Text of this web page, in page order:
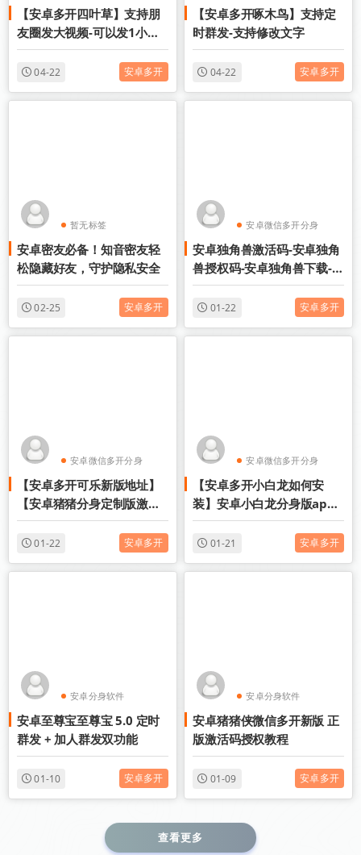
安卓分身软件
【安卓多开四叶草】支持朋
友圈发大视频-可以发1小时
视频
04-22 安卓多开
安卓分身软件
【安卓多开啄木鸟】支持定
时群发-支持修改文字
04-22 安卓多开
暂无标签
安卓密友必备！知音密友轻
松隐藏好友，守护隐私安全
02-25 安卓多开
安卓微信多开分身
安卓分身软件
安卓独角兽激活码-安卓独角
兽授权码-安卓独角兽下载-安
卓独角兽官网
01-22 安卓多开
安卓微信多开分身
安卓分身软件
【安卓多开可乐新版地址】
【安卓猪猪分身定制版激活
码授权】
01-22 安卓多开
安卓微信多开分身
安卓分身软件
【安卓多开小白龙如何安
装】安卓小白龙分身版app
授权码
01-21 安卓多开
安卓分身软件
安卓微信多开分身
安卓至尊宝至尊宝 5.0 定时
群发 + 加人群发双功能
01-10 安卓多开
安卓分身软件
安卓微信多开分身
安卓猪猪侠微信多开新版 正
版激活码授权教程
01-09 安卓多开
查看更多